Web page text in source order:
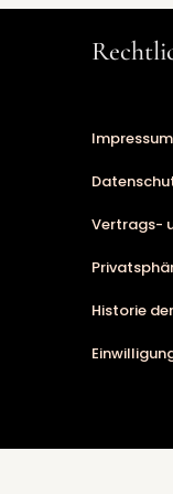
Impressum
Vertrags-
Historie